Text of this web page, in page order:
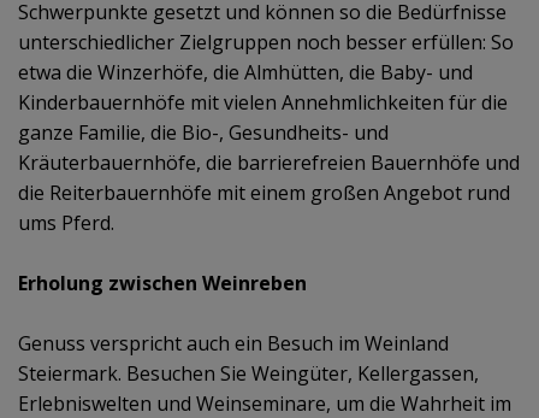
Schwerpunkte gesetzt und können so die Bedürfnisse
unterschiedlicher Zielgruppen noch besser erfüllen: So
etwa die Winzerhöfe, die Almhütten, die Baby- und
Kinderbauernhöfe mit vielen Annehmlichkeiten für die
ganze Familie, die Bio-, Gesundheits- und
Kräuterbauernhöfe, die barrierefreien Bauernhöfe und
die Reiterbauernhöfe mit einem großen Angebot rund
ums Pferd.
Erholung zwischen Weinreben
Genuss verspricht auch ein Besuch im Weinland
Steiermark. Besuchen Sie Weingüter, Kellergassen,
Erlebniswelten und Weinseminare, um die Wahrheit im